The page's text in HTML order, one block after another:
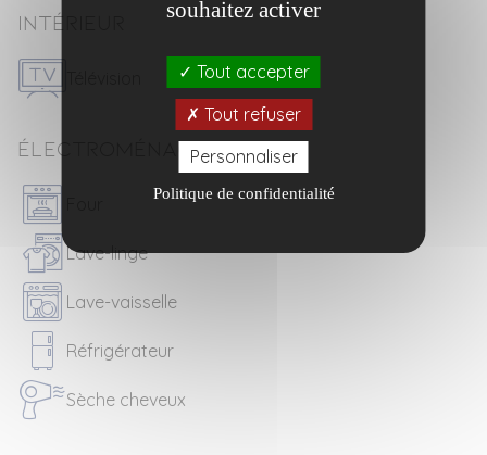
Intérieur
Électroménager
Lave-linge
Lave-vaisselle
Réfrigérateur
Sèche cheveux
souhaitez activer
Tout accepter
Tout refuser
Personnaliser
Politique de confidentialité